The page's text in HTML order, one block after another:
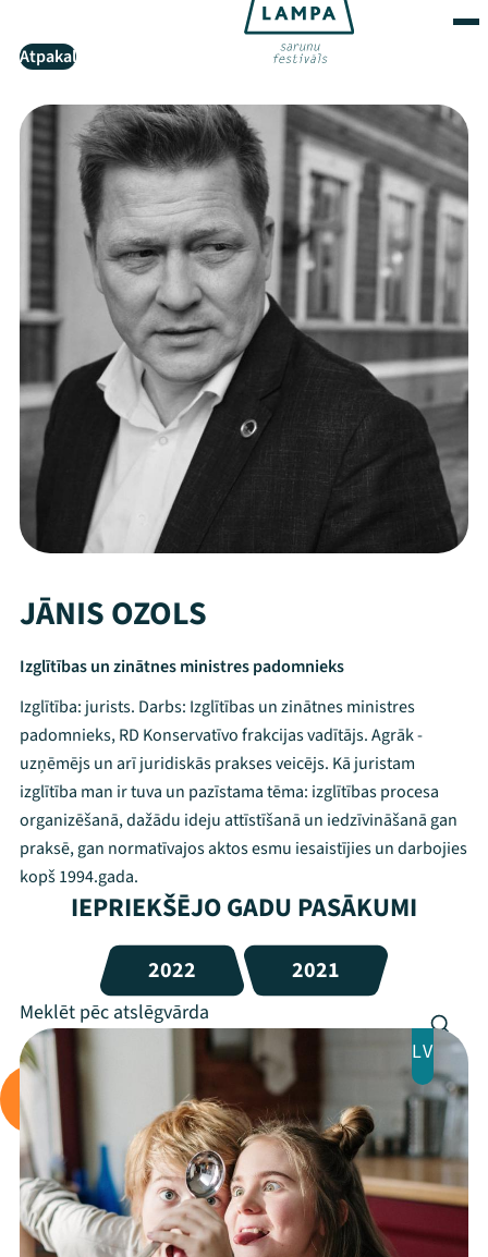
Mana programma
Festivāls
Atpakaļ
JĀNIS OZOLS
Izglītības un zinātnes ministres padomnieks
Izglītība: jurists. Darbs: Izglītības un zinātnes ministres
padomnieks, RD Konservatīvo frakcijas vadītājs. Agrāk -
uzņēmējs un arī juridiskās prakses veicējs. Kā juristam
izglītība man ir tuva un pazīstama tēma: izglītības procesa
organizēšanā, dažādu ideju attīstīšanā un iedzīvināšanā gan
praksē, gan normatīvajos aktos esmu iesaistījies un darbojies
kopš 1994.gada.
IEPRIEKŠĒJO GADU PASĀKUMI
2022 2021
LV